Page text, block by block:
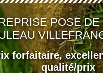
POSE
forfaitaire,
qualité/prix